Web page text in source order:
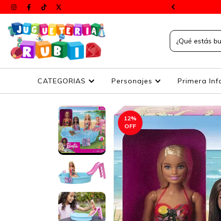
a todos el país
CATEGORIAS Personajes Primera
12%
OFF